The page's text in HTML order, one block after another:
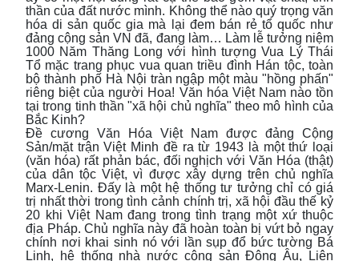
thần của đất nước mình. Không thể nào quý trọng văn
hóa di sản quốc gia mà lại đem bán rẻ tổ quốc như
đảng cộng sản VN đã, đang làm… Làm lễ tưởng niệm
1000 Năm Thăng Long với hình tượng Vua Lý Thái
Tổ mặc trang phục vua quan triều đình Hán tộc, toàn
bộ thành phố Hà Nội tràn ngập một màu "hồng phấn"
riêng biệt của người Hoa! Văn hóa Việt Nam nào tồn
tại trong tinh thần "xã hội chủ nghĩa" theo mô hình của
Bắc Kinh?
Đề cương Văn Hóa Việt Nam được đảng Cộng
Sản/mặt trận Việt Minh đề ra từ 1943 là một thứ loại
(văn hóa) rất phản bác, đối nghịch với Văn Hóa (thật)
của dân tộc Việt, vì được xây dựng trên chủ nghĩa
Marx-Lenin. Đấy là một hệ thống tư tưởng chỉ có giá
trị nhất thời trong tình cảnh chính trị, xã hội đầu thế kỷ
20 khi Việt Nam đang trong tình trạng một xứ thuộc
địa Pháp. Chủ nghĩa này đã hoàn toàn bị vứt bỏ ngay
chính nơi khai sinh nó với lần sụp đổ bức tường Bá
Linh, hệ thống nhà nước cộng sản Đông Âu, Liên